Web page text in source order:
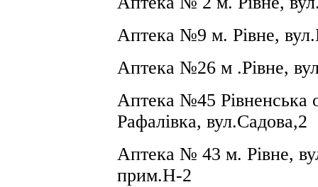
Аптека №9 м. Рівне,
Аптека №26 м .Рівне,
Аптека №45 Рівненська
Рафалівка, вул.Садова,2
Аптека № 43 м. Рівне,
прим.Н-2